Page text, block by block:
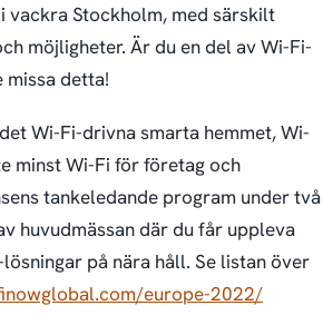
vackra Stockholm, med särskilt
möjligheter. Är du en del av Wi-Fi-
missa detta!
Wi-Fi-drivna smarta hemmet, Wi-
minst Wi-Fi för företag och
tankeledande program under två
huvudmässan där du får uppleva
på nära håll. Se listan över
europe-2022/